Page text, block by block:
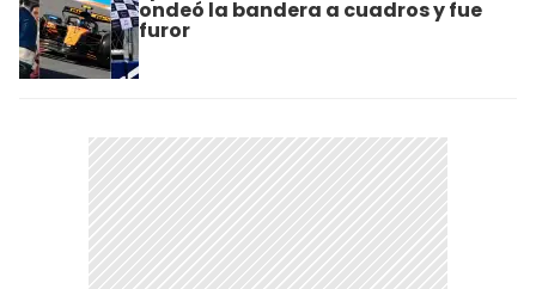
ondeó la bandera a cuadros y fue
furor